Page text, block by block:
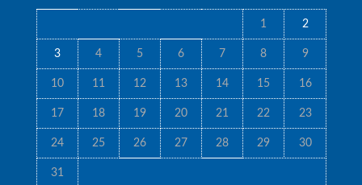
1 2
3 4 5 6 7 8 9
10 11 12 13 14 15 16
17 18 19 20 21 22 23
24 25 26 27 28 29 30
31